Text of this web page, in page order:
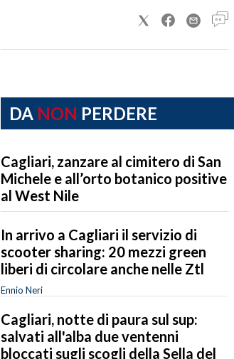
DA NON PERDERE
Cagliari, zanzare al cimitero di San
Michele e all’orto botanico positive
al West Nile
In arrivo a Cagliari il servizio di
scooter sharing: 20 mezzi green
liberi di circolare anche nelle Ztl
Ennio Neri
Cagliari, notte di paura sul sup:
salvati all'alba due ventenni
bloccati sugli scogli della Sella del